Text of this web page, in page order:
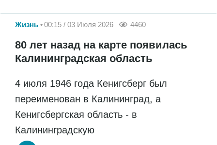
Жизнь 00:15 / 03 Июля 2026 4460
80 лет назад на карте появилась
Калининградская область
4 июля 1946 года Кенигсберг был
переименован в Калининград, а
Кенигсбергская область - в
Калининградскую